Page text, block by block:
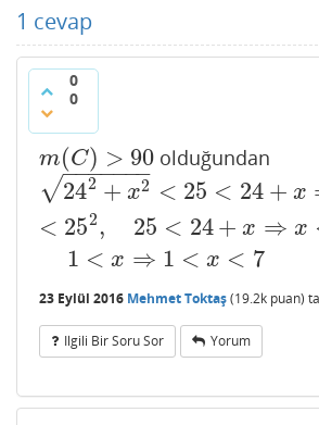
1 cevap
0
0
m(C) > 90
m(C)>90 olduğundan
242 + x2
− −
−−−−−
√ < 25 < 24 + x
< 252, 25 < 24 + x ⇒ x
1 < x ⇒ 1 < x < 7
242+x2 <25<24+ x⇒242 +x2 <252 ,
23 Eylül 2016 Mehmet Toktaş(19.2k puan)
Ilgili Bir Soru Sor Yorum